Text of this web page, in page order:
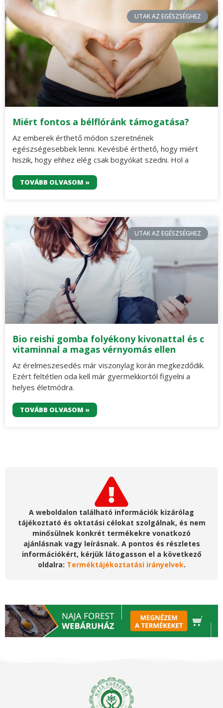
UTAK AZ EGÉSZSÉGHEZ
Miért fontos a bélflóránk támogatása?
Az emberek érthető módon szeretnének
egészségesebbek lenni. Kevésbé érthető, hogy miért
hiszik, hogy ehhez elég csak bogyókat szedni. Hol a
TOVÁBB OLVASOM »
UTAK AZ EGÉSZSÉGHEZ
Bio reishi gomba folyékony kivonattal és c
vitaminnal a magas vérnyomás ellen
Az érelmeszesedés már viszonylag korán megkezdődik.
Ezért feltétlen oda kell már gyermekkortól figyelni a
helyes életmódra.
TOVÁBB OLVASOM »
A weboldalon található információk kizárólag
tájékoztató és oktatási célokat szolgálnak, és nem
minősülnek konkrét termékekre vonatkozó
ajánlásnak vagy leírásnak. A pontos és részletes
információkért, kérjük látogasson el a következő
oldalra: Terméktájékoztatási irányelvek.